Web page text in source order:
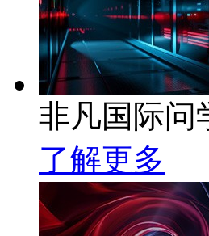
非凡国际问
了解更多